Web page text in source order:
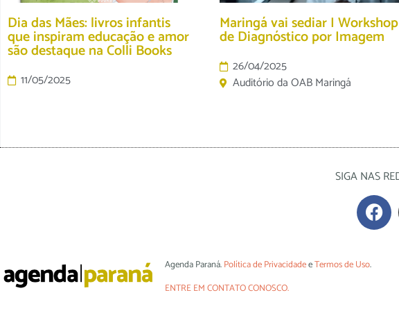
Dia das Mães: livros infantis
que inspiram educação e amor
são destaque na Colli Books
11/05/2025
Maringá vai sediar I Workshop
de Diagnóstico por Imagem
26/04/2025
Auditório da OAB Maringá
SIGA NAS
Agenda Paraná.Política de PrivacidadeeTermos de Uso.
ENTRE EM CONTATO CONOSCO.